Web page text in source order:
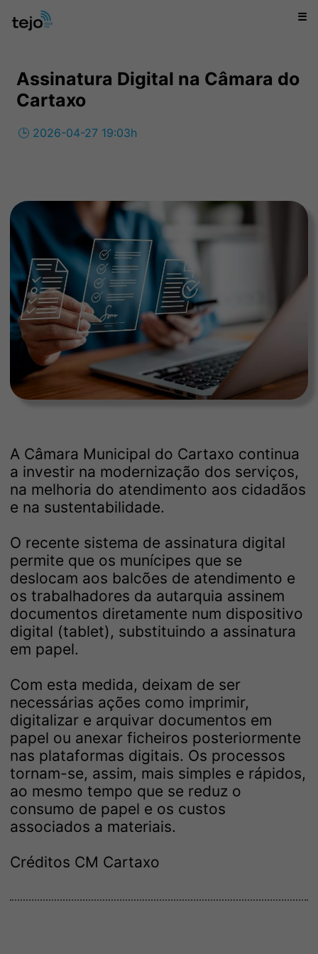
☰
Assinatura Digital na Câmara do
Cartaxo
🕒 2026-04-27 19:03h
A Câmara Municipal do Cartaxo continua
a investir na modernização dos serviços,
na melhoria do atendimento aos cidadãos
e na sustentabilidade.
O recente sistema de assinatura digital
permite que os munícipes que se
deslocam aos balcões de atendimento e
os trabalhadores da autarquia assinem
documentos diretamente num dispositivo
digital (tablet), substituindo a assinatura
em papel.
Com esta medida, deixam de ser
necessárias ações como imprimir,
digitalizar e arquivar documentos em
papel ou anexar ficheiros posteriormente
nas plataformas digitais. Os processos
tornam-se, assim, mais simples e rápidos,
ao mesmo tempo que se reduz o
consumo de papel e os custos
associados a materiais.
Créditos CM Cartaxo